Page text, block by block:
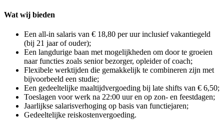
Wat wij bieden
Een all-in salaris van € 18,80 per uur inclusief vakantiegeld
(bij 21 jaar of ouder);
Een langdurige baan met mogelijkheden om door te groeien
naar functies zoals senior bezorger, opleider of coach;
Flexibele werktijden die gemakkelijk te combineren zijn met
bijvoorbeeld een studie;
Een gedeeltelijke maaltijdvergoeding bij late shifts van € 6,50;
Toeslagen voor werk na 22:00 uur en op zon- en feestdagen;
Jaarlijkse salarisverhoging op basis van functiejaren;
Gedeeltelijke reiskostenvergoeding.